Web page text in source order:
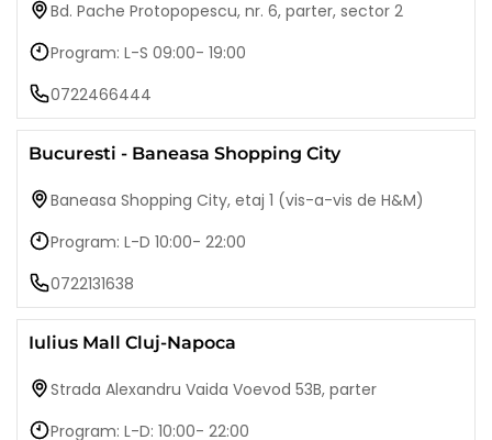
Bd. Pache Protopopescu, nr. 6, parter, sector 2
Program: L-S 09:00- 19:00
0722466444
Bucuresti - Baneasa Shopping City
Baneasa Shopping City, etaj 1 (vis-a-vis de H&M)
Program: L-D 10:00- 22:00
0722131638
Iulius Mall Cluj-Napoca
Strada Alexandru Vaida Voevod 53B, parter
Program: L-D: 10:00- 22:00